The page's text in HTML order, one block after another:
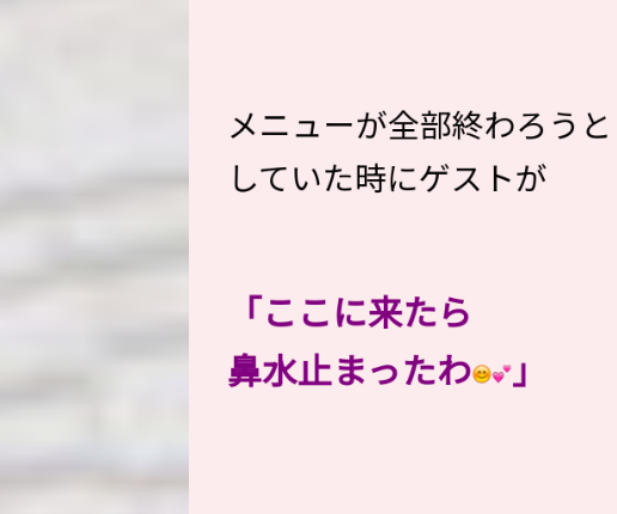
メニューが全部終わろうと
していた時にゲストが
「ここに来たら
鼻水止まったわ
」